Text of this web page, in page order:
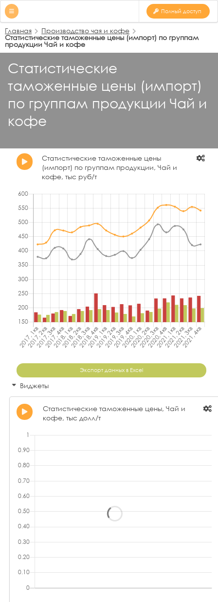
Полный доступ
Главная Производство чая и кофе
Статистические таможенные цены (импорт) по группам
продукции Чай и кофе
Статистические
таможенные цены (импорт)
по группам продукции Чай и
кофе
Статистические таможенные цены
(импорт) по группам продукции, Чай и
кофе, тыс руб/т
Экспорт данных в Excel
Виджеты
Статистические таможенные цены, Чай и
кофе, тыс долл/т